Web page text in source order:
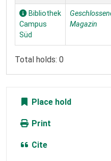
Bibliothek
Campus
Süd
Magazin
Total holds: 0
Place hold
Print
Cite